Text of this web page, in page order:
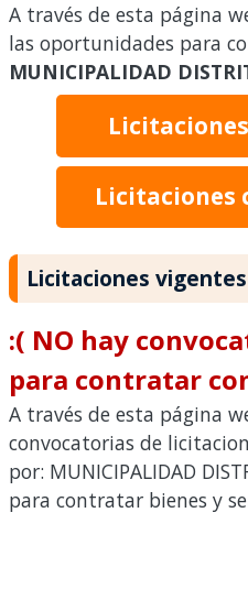
A través de esta página
las oportunidades para
MUNICIPALIDAD
Licitaciones
Licitaciones vigentes
:( NO hay
para contratar
A través de esta página
convocatorias de
por: MUNICIPALIDAD
para contratar bienes y